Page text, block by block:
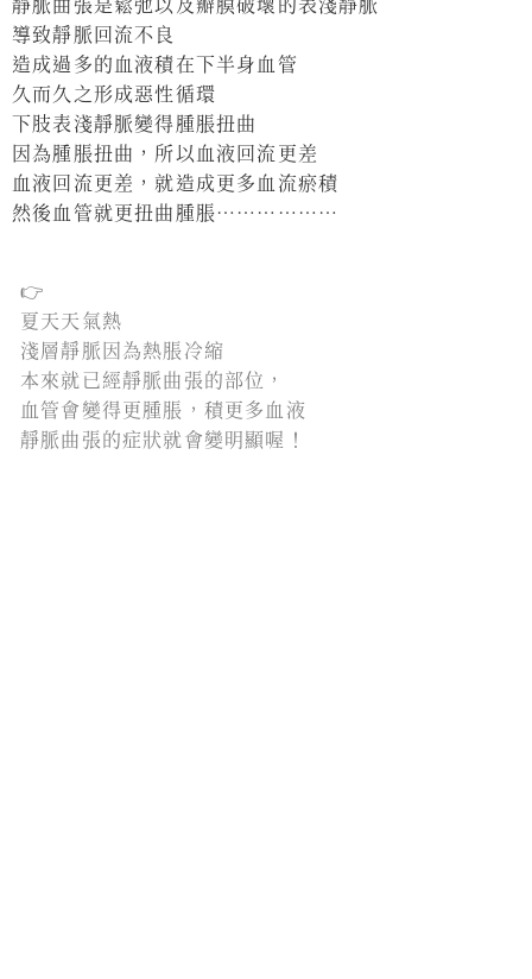
導致靜脈回流不良
造成過多的血液積在下半身血管
久而久之形成惡性循環
下肢表淺靜脈變得腫脹扭曲
因為腫脹扭曲，所以血液回流更差
血液回流更差，就造成更多血流瘀積
然後血管就更扭曲腫脹⋯⋯⋯⋯⋯⋯
👉
夏天天氣熱
淺層靜脈因為熱脹冷縮
本來就已經靜脈曲張的部位，
血管會變得更腫脹，積更多血液
靜脈曲張的症狀就會變明顯喔！